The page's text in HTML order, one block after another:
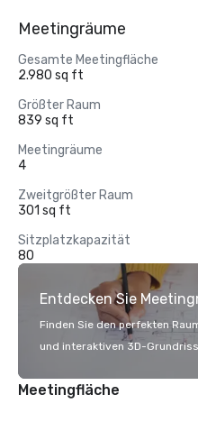
Meetingräume
Gesamte Meetingfläche
2.980 sq ft
Größter Raum
839 sq ft
Meetingräume
4
Zweitgrößter Raum
301 sq ft
Sitzplatzkapazität
80
Entdecken Sie
Finden Sie den perfekten
und interaktiven 3D-
Meetingfläche